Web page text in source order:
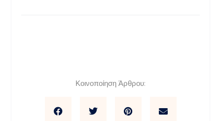
Κοινοποίηση Άρθρου: